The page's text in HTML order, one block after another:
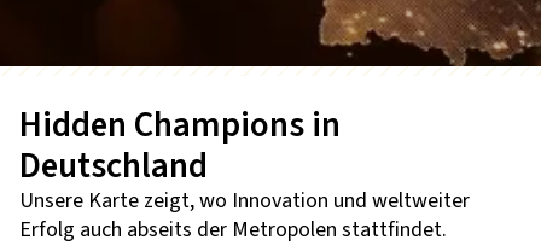
Hidden Champions in
Deutschland
Unsere Karte zeigt, wo Innovation und weltweiter
Erfolg auch abseits der Metropolen stattfindet.